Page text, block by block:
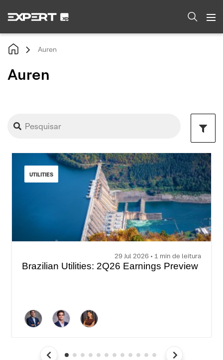
Auren
Auren
UTILITIES
29 Jul 2026 • 1 min de leitura
Brazilian Utilities: 2Q26 Earnings Preview